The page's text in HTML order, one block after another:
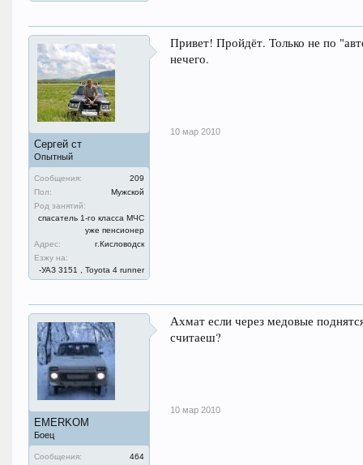
Сергей ст
Опытный
Сообщения:
209
Пол:
Мужской
Род занятий:
спасатель 1-го класса МЧС
уже пенсионер
Адрес:
г.Кисловодск
Езжу на:
-УАЗ 3151 , Toyota 4 runner
Привет! Пройдёт. Только не по
нечего.
10 мар 2010
EMERKOM
Боец
Сообщения:
464
Ахмат если через медовые
считаеш?
10 мар 2010